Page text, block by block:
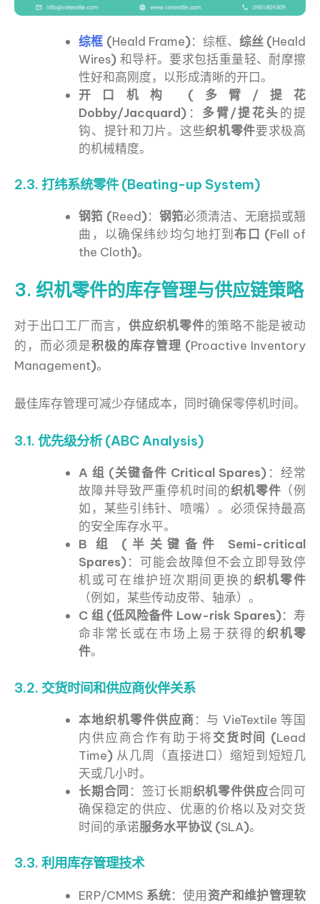
综框 (Heald Frame)：综框、 综丝 (Heald
Wires) 和导杆。要求包括重量轻、耐摩擦
性好和高刚度，以形成清晰的开口。
开口机构 (多臂/提花
Dobby/Jacquard) ： 多臂/提花头的提
钩、提针和刀片。这些织机零件要求极高
的机械精度。
2.3. 打纬系统零件 (Beating-up System)
钢筘 (Reed)： 钢筘必须清洁、无磨损或翘
曲，以确保纬纱均匀地打到布口 (Fell of
the Cloth)。
3. 织机零件的库存管理与供应链策略
对于出口工厂而言， 供应织机零件的策略不能是被动
的，而必须是积极的库存管理 (Proactive Inventory
Management)。
最佳库存管理可减少存储成本，同时确保零停机时间。
3.1. 优先级分析 (ABC Analysis)
A 组 (关键备件 Critical Spares) ：经常
故障并导致严重停机时间的织机零件 （例
如，某些引纬针、喷嘴）。必须保持最高
的安全库存水平。
B 组 (半关键备件 Semi-critical
Spares)：可能会故障但不会立即导致停
机或可在维护班次期间更换的织机零件
（例如，某些传动皮带、轴承）。
C 组 (低风险备件 Low-risk Spares)：寿
命非常长或在市场上易于获得的织机零
件。
3.2. 交货时间和供应商伙伴关系
本地织机零件供应商：与 VieTextile 等国
内供应商合作有助于将交货时间 (Lead
Time) 从几周（直接进口）缩短到短短几
天或几小时。
长期合同 ：签订长期织机零件供应合同可
确保稳定的供应、优惠的价格以及对交货
时间的承诺服务水平协议 (SLA)。
3.3. 利用库存管理技术
ERP/CMMS 系统：使用资产和维护管理软